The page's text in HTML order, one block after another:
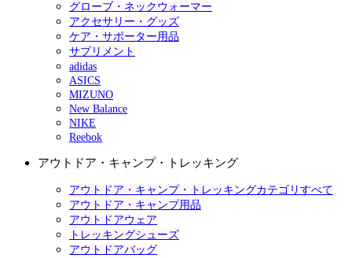
グローブ・ネックウォーマー
アクセサリー・グッズ
ケア・サポーター用品
サプリメント
adidas
ASICS
MIZUNO
New Balance
NIKE
Reebok
アウトドア・キャンプ・トレッキング
アウトドア・キャンプ・トレッキングカテゴリすべて
アウトドア・キャンプ用品
アウトドアウェア
トレッキングシューズ
アウトドアバッグ